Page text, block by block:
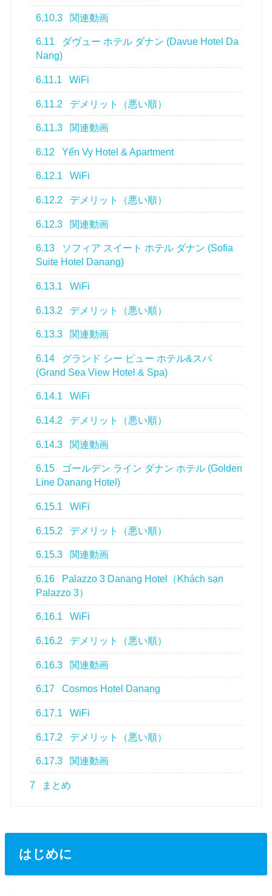
6.10.3 関連動画
6.11
ダヴュー ホテル ダナン (Davue Hotel Da
Nang)
6.11.1 WiFi
6.11.2 デメリット（悪い順）
6.11.3 関連動画
6.12 Yến Vy Hotel & Apartment
6.12.1 WiFi
6.12.2 デメリット（悪い順）
6.12.3 関連動画
6.13
ソフィア スイート ホテル ダナン (Sofia
Suite Hotel Danang)
6.13.1 WiFi
6.13.2 デメリット（悪い順）
6.13.3 関連動画
6.14
グランド シー ビュー ホテル&スパ
(Grand Sea View Hotel & Spa)
6.14.1 WiFi
6.14.2 デメリット（悪い順）
6.14.3 関連動画
6.15
ゴールデン ライン ダナン ホテル (Golden
Line Danang Hotel)
6.15.1 WiFi
6.15.2 デメリット（悪い順）
6.15.3 関連動画
6.16
Palazzo 3 Danang Hotel（Khách sạn
Palazzo 3）
6.16.1 WiFi
6.16.2 デメリット（悪い順）
6.16.3 関連動画
6.17 Cosmos Hotel Danang
6.17.1 WiFi
6.17.2 デメリット（悪い順）
6.17.3 関連動画
7 まとめ
はじめに